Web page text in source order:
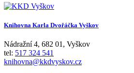
Knihovna Karla Dvořáčka Vyškov
Nádražní 4, 682 01 , Vyškov
tel: 517 324 541
knihovna@kkdvyskov.cz